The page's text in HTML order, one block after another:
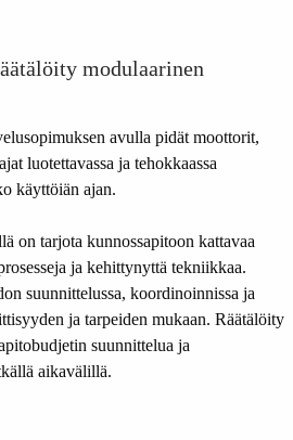
modulaarinen
avulla pidät moottorit,
luotettavassa ja tehokkaassa
käyttöiän ajan.
on tarjota kunnossapitoon kattavaa
ja kehittynyttä tekniikkaa.
suunnittelussa, koordinoinnissa ja
ja tarpeiden mukaan. Räätälöity
suunnittelua ja
aikavälillä.